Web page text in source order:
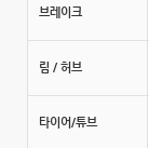
브레이크
림 / 허브
타이어/튜브